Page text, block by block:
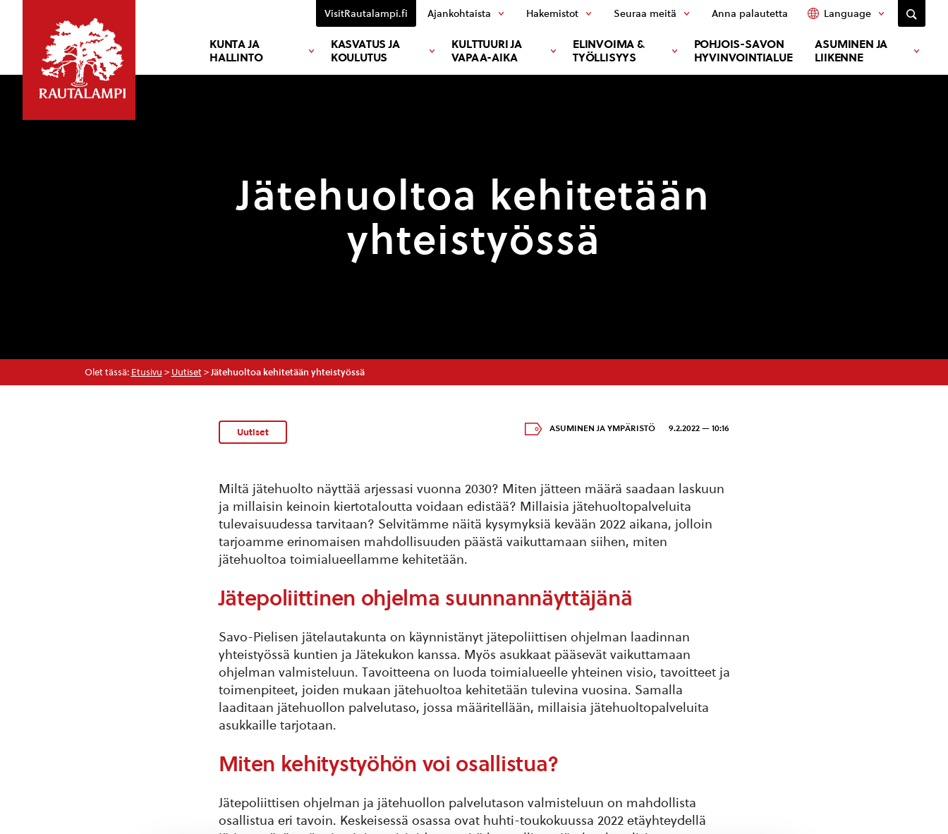
KUNTA JA
HALLINTO
KASVATUS JA
KOULUTUS
KULTTUURI JA
VAPAA-AIKA
ELINVOIMA &
TYÖLLISYYS
POHJOIS-SAVON
HYVINVOINTIALUE
ASUMINEN JA
LIIKENNE
VisitRautalampi.fi Ajankohtaista Hakemistot Seuraa meitä Anna palautetta Language
Jätehuoltoa kehitetään
yhteistyössä
Olet tässä: Etusivu > Uutiset>Jätehuoltoa kehitetään yhteistyössä
Uutiset ASUMINEN JA YMPÄRISTÖ 9.2.2022 — 10:16
Miltä jätehuolto näyttää arjessasi vuonna 2030? Miten jätteen määrä saadaan laskuun
ja millaisin keinoin kiertotaloutta voidaan edistää? Millaisia jätehuoltopalveluita
tulevaisuudessa tarvitaan? Selvitämme näitä kysymyksiä kevään 2022 aikana, jolloin
tarjoamme erinomaisen mahdollisuuden päästä vaikuttamaan siihen, miten
jätehuoltoa toimialueellamme kehitetään.
Jätepoliittinen ohjelma suunnannäyttäjänä
Savo-Pielisen jätelautakunta on käynnistänyt jätepoliittisen ohjelman laadinnan
yhteistyössä kuntien ja Jätekukon kanssa. Myös asukkaat pääsevät vaikuttamaan
ohjelman valmisteluun. Tavoitteena on luoda toimialueelle yhteinen visio, tavoitteet ja
toimenpiteet, joiden mukaan jätehuoltoa kehitetään tulevina vuosina. Samalla
laaditaan jätehuollon palvelutaso, jossa määritellään, millaisia jätehuoltopalveluita
asukkaille tarjotaan.
Miten kehitystyöhön voi osallistua?
Jätepoliittisen ohjelman ja jätehuollon palvelutason valmisteluun on mahdollista
osallistua eri tavoin. Keskeisessä osassa ovat huhti-toukokuussa 2022 etäyhteydellä